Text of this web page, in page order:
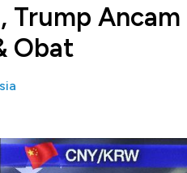
Trump
Obat